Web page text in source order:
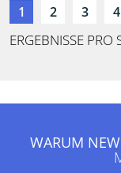
1 2 3 4
ERGEBNISSE PRO
WARUM